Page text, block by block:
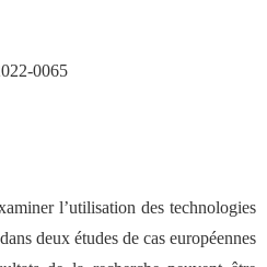
0065
l’utilisation des technologies
deux études de cas européennes